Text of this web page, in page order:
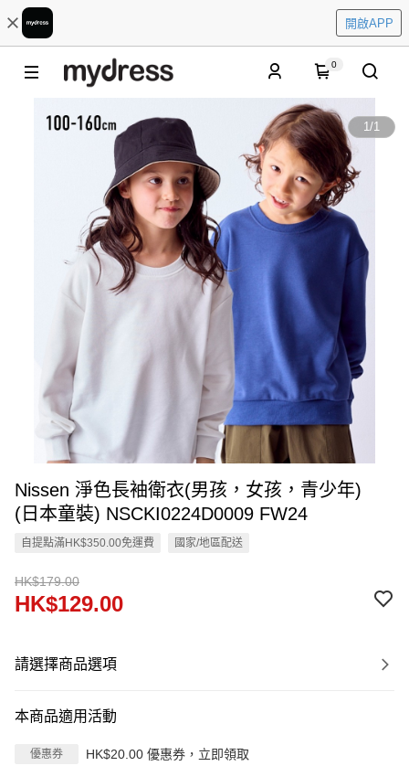
開啟APP
0
1/1
Nissen 淨色長袖衛衣(男孩，女孩，青少年)
(日本童裝) NSCKI0224D0009 FW24
自提點滿HK$350.00免運費 國家/地區配送
HK$179.00
HK$129.00
請選擇商品選項
本商品適用活動
優惠券 HK$20.00 優惠券，立即領取